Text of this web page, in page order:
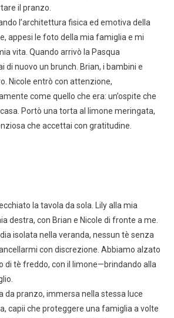
il pranzo.
l’architettura fisica ed emotiva della
appesi le foto della mia famiglia e mi
vita. Quando arrivò la Pasqua
di nuovo un brunch. Brian, i bambini e
Nicole entrò con attenzione,
come quello che era: un’ospite che
Portò una torta al limone meringata,
che accettai con gratitudine.
la tavola da sola. Lily alla mia
destra, con Brian e Nicole di fronte a me.
isolata nella veranda, nessun tè senza
con discrezione. Abbiamo alzato
di tè freddo, con il limone—brindando alla
da pranzo, immersa nella stessa luce
capii che proteggere una famiglia a volte